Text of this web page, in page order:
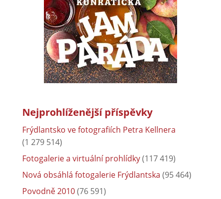
Nejprohlíženější příspěvky
Frýdlantsko ve fotografiích Petra Kellnera
(1 279 514)
Fotogalerie a virtuální prohlídky(117 419)
Nová obsáhlá fotogalerie Frýdlantska (95 464)
Povodně 2010(76 591)